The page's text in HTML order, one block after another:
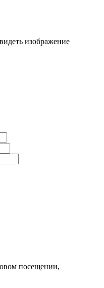
изображение
посещении,